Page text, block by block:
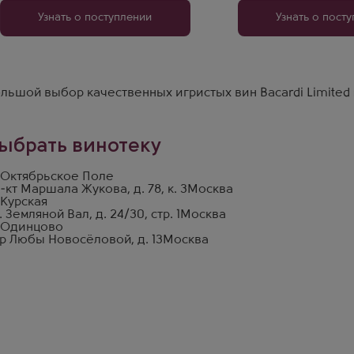
Узнать о поступлении Узнать о
выбор качественных игристых вин Bacardi
винотеку
Поле
кт Маршала Жукова, д. 78, к. 3 Москва
Земляной Вал, д. 24/30, стр. 1
Москва
Любы Новосёловой, д. 13 Москва